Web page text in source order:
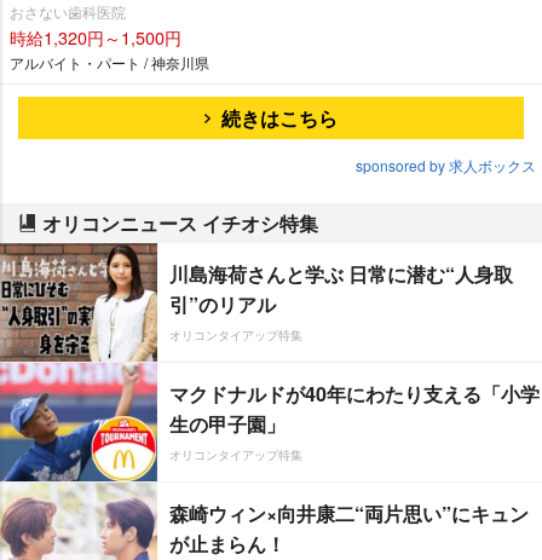
おさない歯科医院
時給1,320円～1,500円
アルバイト・パート / 神奈川県
続きはこちら
sponsored by 求人ボックス
オリコンニュース イチオシ特集
川島海荷さんと学ぶ 日常に潜む“人身取
引”のリアル
オリコンタイアップ特集
マクドナルドが40年にわたり支える「小学
生の甲子園」
オリコンタイアップ特集
森崎ウィン×向井康二“両片思い”にキュン
が止まらん！